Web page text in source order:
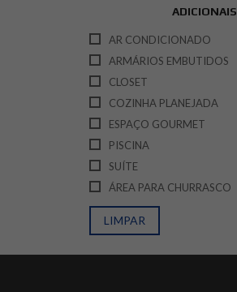
ADICIONAIS
AR CONDICIONADO
ARMÁRIOS EMBUTIDOS
CLOSET
COZINHA PLANEJADA
ESPAÇO GOURMET
PISCINA
SUÍTE
ÁREA PARA CHURRASCO
LIMPAR